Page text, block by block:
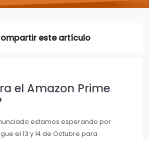
este artículo
el Amazon Prime
estamos esperando por
el 13 y 14 de Octubre para